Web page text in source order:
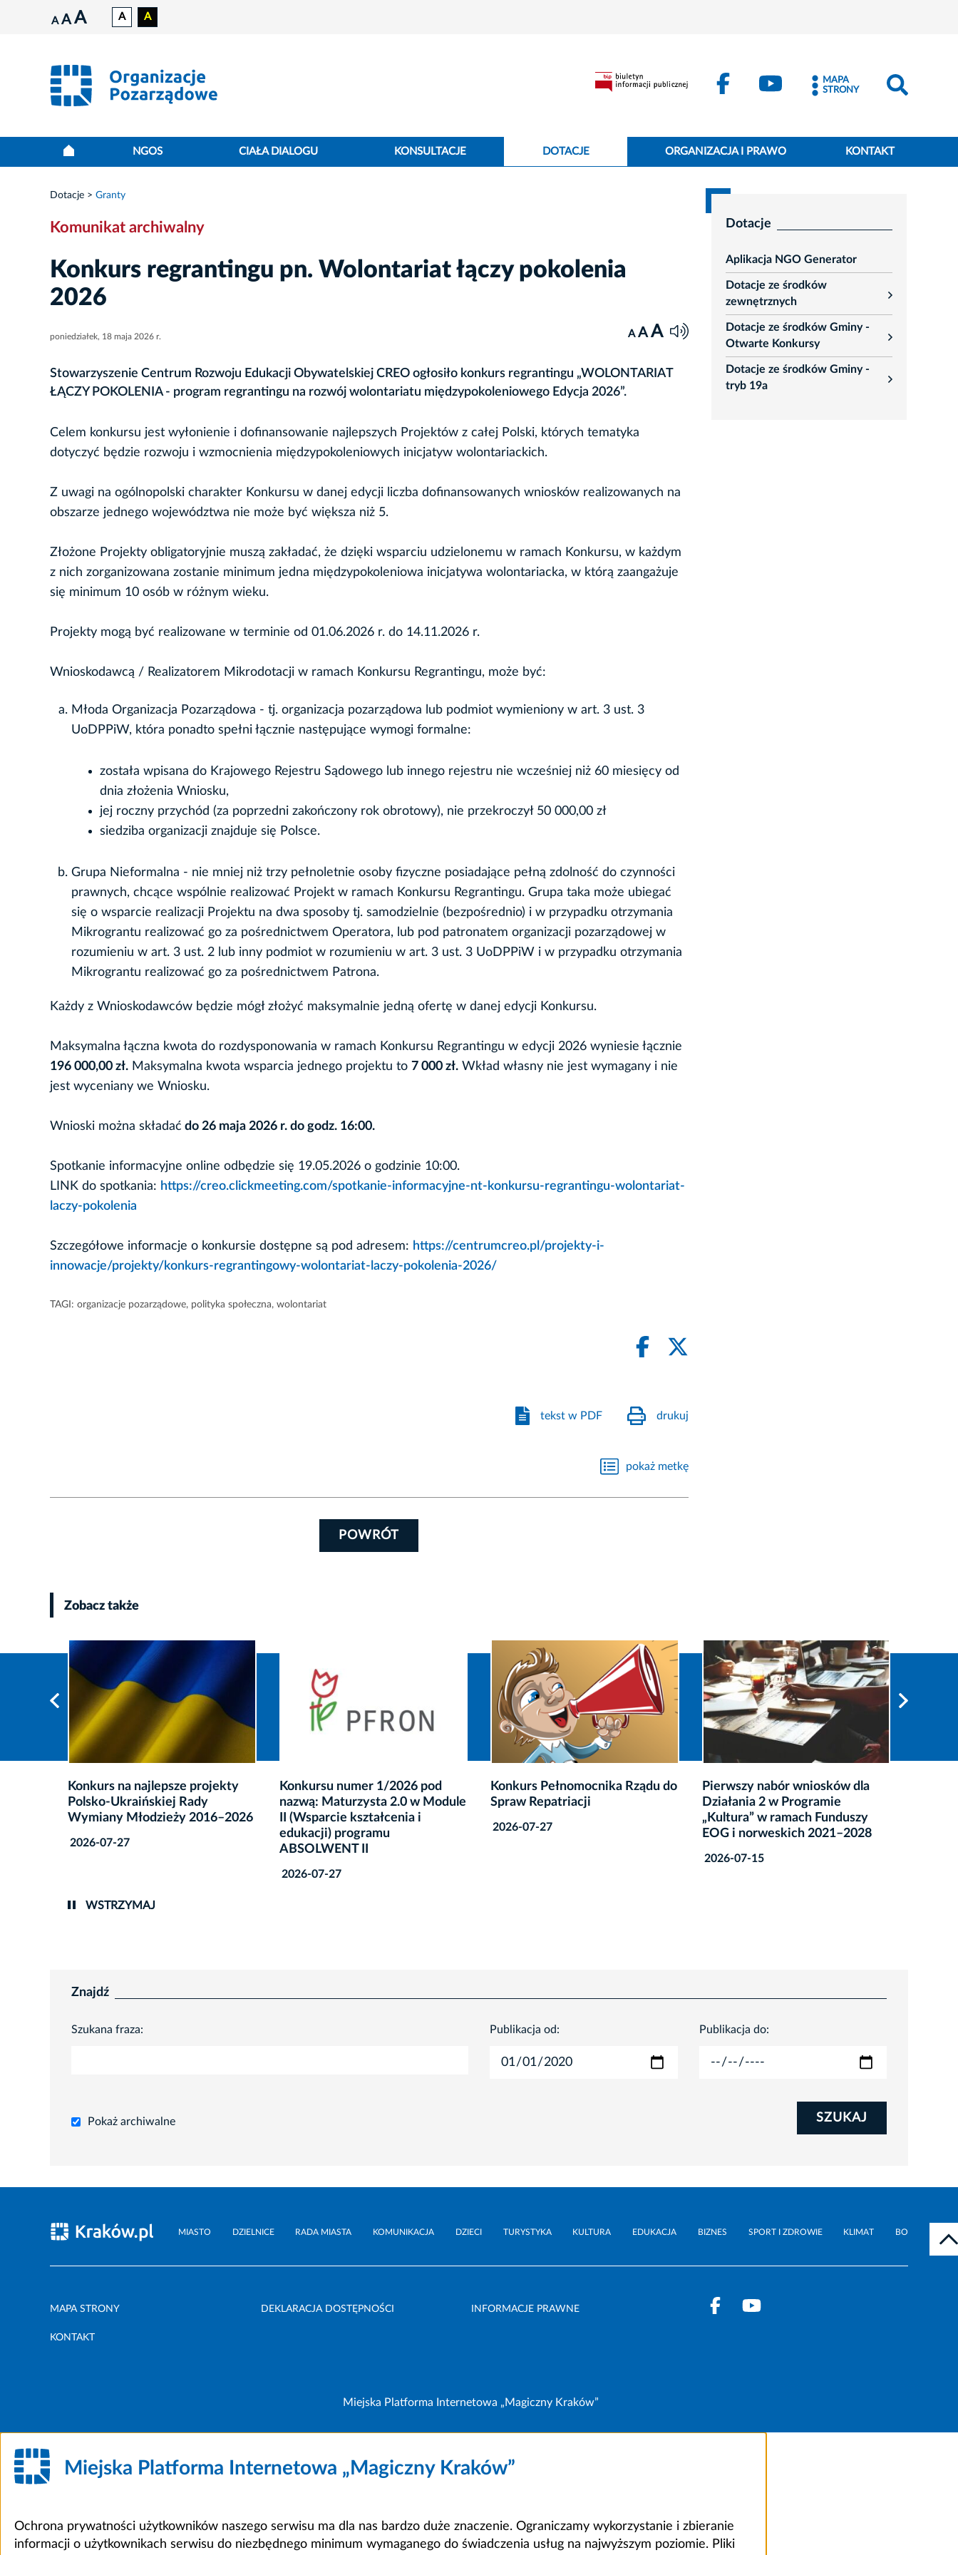
A A A A A
MAPA
STRONY
NGOS CIAŁA DIALOGU KONSULTACJE DOTACJE ORGANIZACJA I PRAWO KONTAKT
Dotacje Granty
Komunikat archiwalny
Konkurs regrantingu pn. Wolontariat łączy pokolenia
2026
poniedziałek, 18 maja 2026 r. A A A
Stowarzyszenie Centrum Rozwoju Edukacji Obywatelskiej CREO ogłosiło konkurs regrantingu „WOLONTARIAT
ŁĄCZY POKOLENIA - program regrantingu na rozwój wolontariatu międzypokoleniowego Edycja 2026”.
Celem konkursu jest wyłonienie i dofinansowanie najlepszych Projektów z całej Polski, których tematyka
dotyczyć będzie rozwoju i wzmocnienia międzypokoleniowych inicjatyw wolontariackich.
Z uwagi na ogólnopolski charakter Konkursu w danej edycji liczba dofinansowanych wniosków realizowanych na
obszarze jednego województwa nie może być większa niż 5.
Złożone Projekty obligatoryjnie muszą zakładać, że dzięki wsparciu udzielonemu w ramach Konkursu, w każdym
z nich zorganizowana zostanie minimum jedna międzypokoleniowa inicjatywa wolontariacka, w którą zaangażuje
się minimum 10 osób w różnym wieku.
Projekty mogą być realizowane w terminie od 01.06.2026 r. do 14.11.2026 r.
Wnioskodawcą / Realizatorem Mikrodotacji w ramach Konkursu Regrantingu, może być:
Młoda Organizacja Pozarządowa - tj. organizacja pozarządowa lub podmiot wymieniony w art. 3 ust. 3
UoDPPiW, która ponadto spełni łącznie następujące wymogi formalne:
została wpisana do Krajowego Rejestru Sądowego lub innego rejestru nie wcześniej niż 60 miesięcy od
dnia złożenia Wniosku,
jej roczny przychód (za poprzedni zakończony rok obrotowy), nie przekroczył 50 000,00 zł
siedziba organizacji znajduje się Polsce.
Grupa Nieformalna - nie mniej niż trzy pełnoletnie osoby fizyczne posiadające pełną zdolność do czynności
prawnych, chcące wspólnie realizować Projekt w ramach Konkursu Regrantingu. Grupa taka może ubiegać
się o wsparcie realizacji Projektu na dwa sposoby tj. samodzielnie (bezpośrednio) i w przypadku otrzymania
Mikrograntu realizować go za pośrednictwem Operatora, lub pod patronatem organizacji pozarządowej w
rozumieniu w art. 3 ust. 2 lub inny podmiot w rozumieniu w art. 3 ust. 3 UoDPPiW i w przypadku otrzymania
Mikrograntu realizować go za pośrednictwem Patrona.
Każdy z Wnioskodawców będzie mógł złożyć maksymalnie jedną ofertę w danej edycji Konkursu.
Maksymalna łączna kwota do rozdysponowania w ramach Konkursu Regrantingu w edycji 2026 wyniesie łącznie
196 000,00 zł. Maksymalna kwota wsparcia jednego projektu to 7 000 zł. Wkład własny nie jest wymagany i nie
jest wyceniany we Wniosku.
Wnioski można składać do 26 maja 2026 r. do godz. 16:00.
Spotkanie informacyjne online odbędzie się 19.05.2026 o godzinie 10:00.
LINK do spotkania: https://creo.clickmeeting.com/spotkanie-informacyjne-nt-konkursu-regrantingu-wolontariat-
laczy-pokolenia
Szczegółowe informacje o konkursie dostępne są pod adresem: https://centrumcreo.pl/projekty-i-
innowacje/projekty/konkurs-regrantingowy-wolontariat-laczy-pokolenia-2026/
TAGI: organizacje pozarządowe, polityka społeczna, wolontariat
tekst w PDF drukuj
pokaż metkę
POWRÓT
Dotacje
Aplikacja NGO Generator
Dotacje ze środków
zewnętrznych
rozwiń
Dotacje ze środków Gminy -
Otwarte Konkursy
rozwiń
Dotacje ze środków Gminy -
tryb 19a
rozwiń
Zobacz także
Konkursu numer 1/2026 pod
nazwą: Maturzysta 2.0 w Module
II (Wsparcie kształcenia i
ABSOLWENT II
Konkurs Pełnomocnika Rządu do
Spraw Repatriacji
2026-07-27
Pierwszy nabór wniosków dla
Działania 2 w Programie
EOG i norweskich 2021–2028
3. edycja konkursu i kampanii
Leczmy z troską!
2026-07-15
WSTRZYMAJ
Znajdź
Szukana fraza: Publikacja od: Publikacja do:
Pokaż archiwalne SZUKAJ
MIASTO DZIELNICE RADA MIASTA KOMUNIKACJA DZIECI TURYSTYKA KULTURA EDUKACJA BIZNES SPORT I ZDROWIE KLIMAT BO
MAPA STRONY DEKLARACJA DOSTĘPNOŚCI INFORMACJE PRAWNE
KONTAKT
Miejska Platforma Internetowa „Magiczny Kraków”
Miejska Platforma Internetowa „Magiczny Kraków”
Ochrona prywatności użytkowników naszego serwisu ma dla nas bardzo duże znaczenie. Ograniczamy wykorzystanie i zbieranie
informacji o użytkownikach serwisu do niezbędnego minimum wymaganego do świadczenia usług na najwyższym poziomie. Pliki